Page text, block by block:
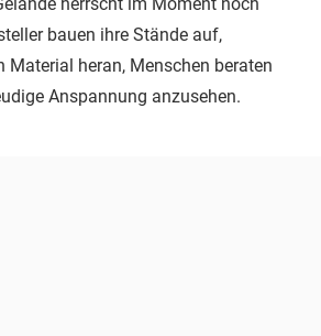
herrscht im Moment noch
bauen ihre Stände auf,
Material heran, Menschen beraten
Anspannung anzusehen.